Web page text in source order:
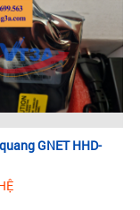
GNET HHD-